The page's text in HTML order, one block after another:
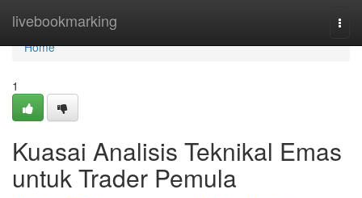
livebookmarking
Home
Home
1
Kuasai Analisis Teknikal Emas
untuk Trader Pemula